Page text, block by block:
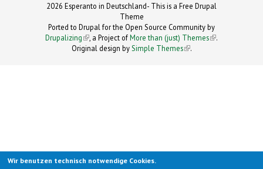
2026 Esperanto in Deutschland- This is a Free Drupal
Theme
Ported to Drupal for the Open Source Community by
Drupalizing(link is external)
, a Project ofMore than (just) Themes (link is
.
Original design by Simple Themes
(link is
.
Wir benutzen technisch notwendige Cookies.